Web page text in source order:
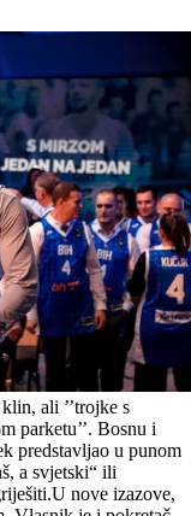
ali ’’trojke s
parketu’’. Bosnu i
predstavljao u punom
a svjetski“ ili
nove izazove,